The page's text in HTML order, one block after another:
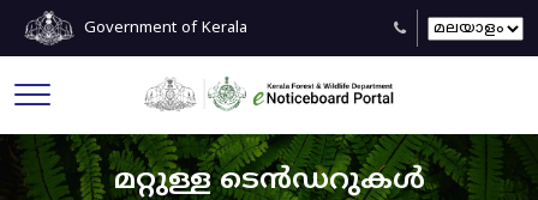
Government of Kerala
മറ്റുള്ള ടെൻഡറുകൾ